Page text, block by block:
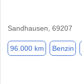
Sandhausen, 69207
96.000 km Benzin